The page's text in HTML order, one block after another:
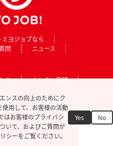
ミヨジョブなら
問
ニュース
せ
カンタン登録
All Rights Reserved.
ンスの向上のためにク
用して、お客様の活動
はお客様のプライバシ
いて、およびご質問が
シーをご覧ください。
Yes No